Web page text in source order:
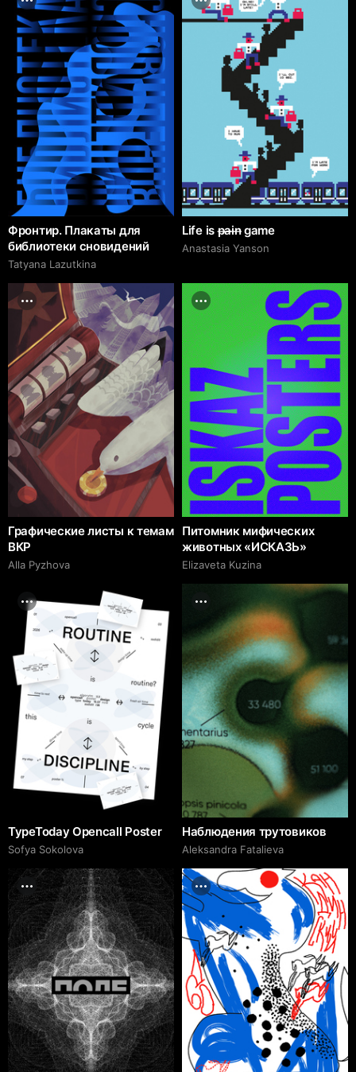
Фронтир. Плакаты для
библиотеки сновидений
Tatyana Lazutkina
Life is p̶a̶i̶n̶ game
Anastasia Yanson
Графические листы к темам
ВКР
Alla Pyzhova
Питомник мифических
животных «ИСКАЗЬ»
Elizaveta Kuzina
TypeToday Opencall Poster
Sofya Sokolova
Наблюдения трутовиков
Aleksandra Fatalieva